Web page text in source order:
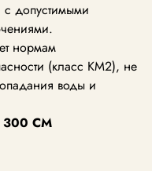
с допустимыми
нормам
(класс KM2), не
воды и
СМ